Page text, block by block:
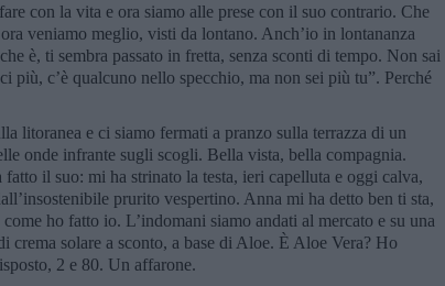
con la vita e ora siamo alle prese con il suo contrario. Che
veniamo meglio, visti da lontano. Anch’io in lontananza
è, ti sembra passato in fretta, senza sconti di tempo. Non sai
più, c’è qualcuno nello specchio, ma non sei più tu”. Perché
litoranea e ci siamo fermati a pranzo sulla terrazza di un
onde infrante sugli scogli. Bella vista, bella compagnia.
il suo: mi ha strinato la testa, ieri capelluta e oggi calva,
prurito vespertino. Anna mi ha detto ben ti sta,
ho fatto io. L’indomani siamo andati al mercato e su una
crema solare a sconto, a base di Aloe. È Aloe Vera? Ho
2 e 80. Un affarone.